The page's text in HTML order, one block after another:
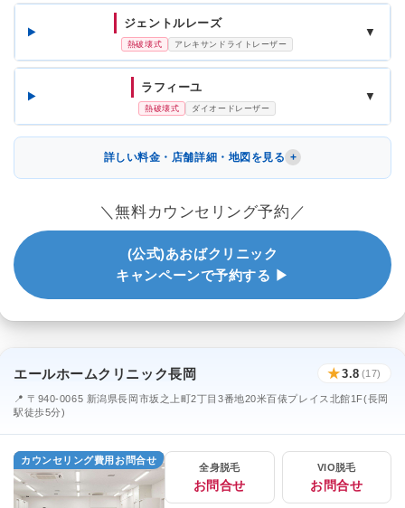
ジェントルレーズ
熱破壊式 アレキサンドライトレーザー
▼
ラフィーユ
熱破壊式 ダイオードレーザー
▼
詳しい料金・店舗詳細・地図を見る
＼無料カウンセリング予約／
(公式)あおばクリニック
キャンペーンで予約する ▶
エールホームクリニック長岡 ★3.8 (17)
📍 〒940-0065 新潟県長岡市坂之上町2丁目3番地20米百俵プレイス北館1F(長岡
駅徒歩5分)
カウンセリング費用お問合せ
全身脱毛
お問合せ
VIO脱毛
お問合せ